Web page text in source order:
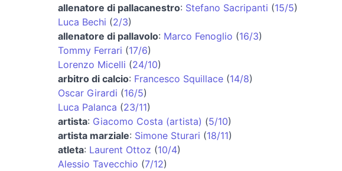
allenatore di pallacanestro: Stefano Sacripanti (15/5)
Luca Bechi (2/3)
allenatore di pallavolo: Marco Fenoglio (16/3)
Tommy Ferrari (17/6)
Lorenzo Micelli (24/10)
arbitro di calcio: Francesco Squillace(14/8)
Oscar Girardi (16/5)
Luca Palanca (23/11)
artista: Giacomo Costa (artista) (5/10)
artista marziale: Simone Sturari (18/11)
atleta: Laurent Ottoz (10/4)
Alessio Tavecchio (7/12)